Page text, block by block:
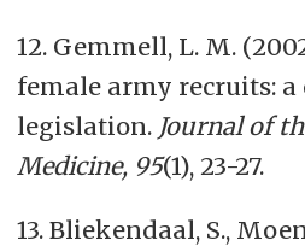
12. Gemmell, L. M.
female army recruits:
legislation. Journal of
Medicine, 95(1), 23-27.
13. Bliekendaal, S.,